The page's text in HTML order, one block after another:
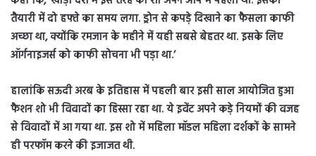
तैयारी में दो हफ्ते का समय लगा. ड्रोन से कपड़े दिखाने का फैसला काफी
अच्छा था, क्योंकि रमजान के महीने में यही सबसे बेहतर था. इसके लिए
ऑर्गनाइजर्स को काफी सोचना भी पड़ा था.’
हालांकि सऊदी अरब के इतिहास में पहली बार इसी साल आयोजित हुआ
फैशन शो भी विवादों का हिस्सा रहा था. ये इवेंट अपने कड़े नियमों की वजह
से विवादों में आ गया था. इस शो में महिला मॉडल महिला दर्शकों के सामने
ही परफॉम करने की इजाजत थी.